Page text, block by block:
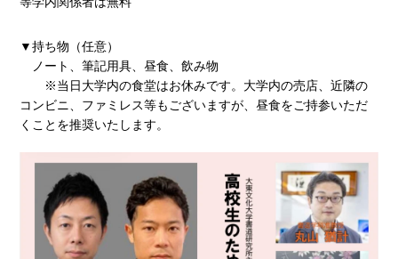
▼持ち物（任意）
ノート、筆記用具、昼食、飲み物
※当日大学内の食堂はお休みです。大学内の売店、近隣の
コンビニ、ファミレス等もございますが、昼食をご持参いただ
くことを推奨いたします。